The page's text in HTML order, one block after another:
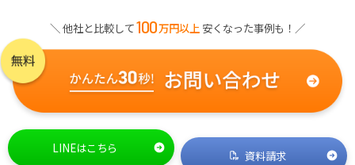
＼ 他社と比較して100万円以上 安くなった事例も！／
LINEはこちら 資料請求